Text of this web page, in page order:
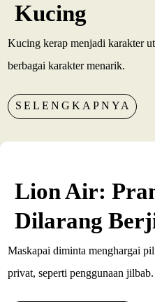
Kucing
Kucing kerap menjadi karakter
berbagai karakter menarik.
SELENGKAPNYA
Lion Air:
Dilarang
Maskapai diminta menghargai
privat, seperti penggunaan jilbab.